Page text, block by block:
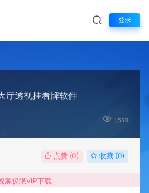
登录
厅透视挂看牌软件
1,559
点赞 (0) 收藏 (0)
源仅限VIP下载